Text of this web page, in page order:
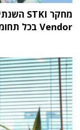
Vendor בכל תחומי שוק ה-IT